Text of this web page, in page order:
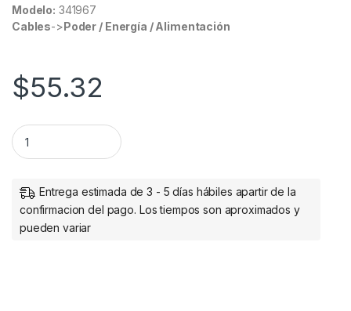
Modelo: 341967
Cables->Poder / Energía / Alimentación
$55.32
Cable Patch v Cat6 UTP RJ-45 Macho - RJ-45 Macho, 2
Entrega estimada de 3 - 5 días hábiles apartir de la
confirmacion del pago. Los tiempos son aproximados y
pueden variar